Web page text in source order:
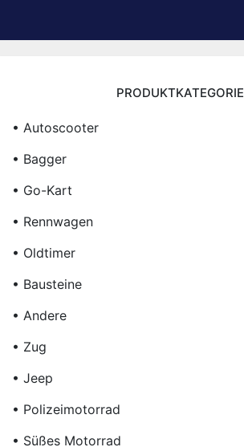
PRODUKTKATEGORIE
• Autoscooter
• Bagger
• Go-Kart
• Rennwagen
• Oldtimer
• Bausteine
• Andere
• Zug
• Jeep
• Polizeimotorrad
• Süßes Motorrad